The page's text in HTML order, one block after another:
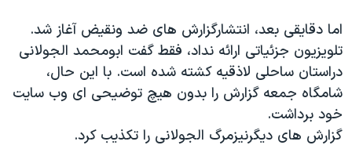
سفر پرزیدنت ترامپ به چین
اما دقایقی بعد، انتشارگزارش های ضد ونقیض آغاز شد.
تلویزیون جزئیاتی ارائه نداد، فقط گفت ابومحمد الجولانی
دراستان ساحلی لاذقیه کشته شده است. با این حال،
شامگاه جمعه گزارش را بدون هیچ توضیحی ای وب سایت
خود برداشت.
گزارش های دیگرنیزمرگ الجولانی را تکذیب کرد.